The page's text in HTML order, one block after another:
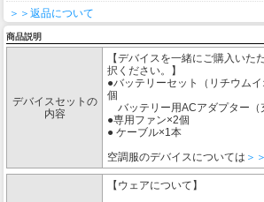
＞＞返品について
商品説明
デバイスセットの
内容
【デバイスを一緒にご購入いた
択ください。】
●バッテリーセット（リチウム
個
バッテリー用ACアダプター（
●専用ファン×2個
● ケーブル×1本
空調服のデバイスについては ＞
【ウェアについて】